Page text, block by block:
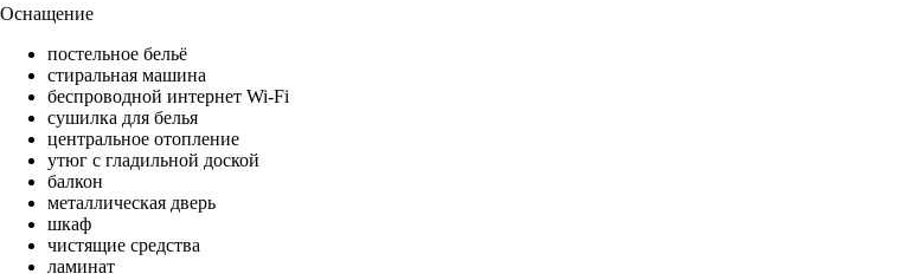
Оснащение
постельное бельё
стиральная машина
беспроводной интернет Wi-Fi
сушилка для белья
центральное отопление
утюг с гладильной доской
балкон
металлическая дверь
шкаф
чистящие средства
ламинат